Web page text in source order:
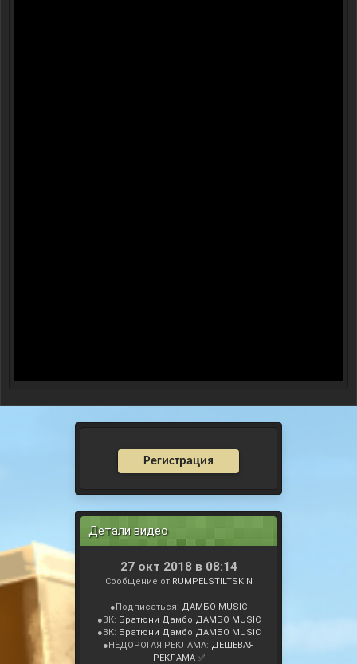
Регистрация
Детали видео
27 окт 2018 в 08:14
Сообщение от RUMPELSTILTSKIN
●Подписаться: ДАМБО MUSIC
●ВК: Братюни Дамбо|ДАМБО MUSIC
●ВК: Братюни Дамбо|ДАМБО MUSIC
●НЕДОРОГАЯ РЕКЛАМА: ДЕШЕВАЯ
РЕКЛАМА ✅